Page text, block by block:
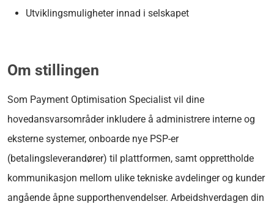
Utviklingsmuligheter innad i selskapet
Om stillingen
Som Payment Optimisation Specialist vil dine
hovedansvarsområder inkludere å administrere interne og
eksterne systemer, onboarde nye PSP-er
(betalingsleverandører) til plattformen, samt opprettholde
kommunikasjon mellom ulike tekniske avdelinger og kunder
angående åpne supporthenvendelser. Arbeidshverdagen din